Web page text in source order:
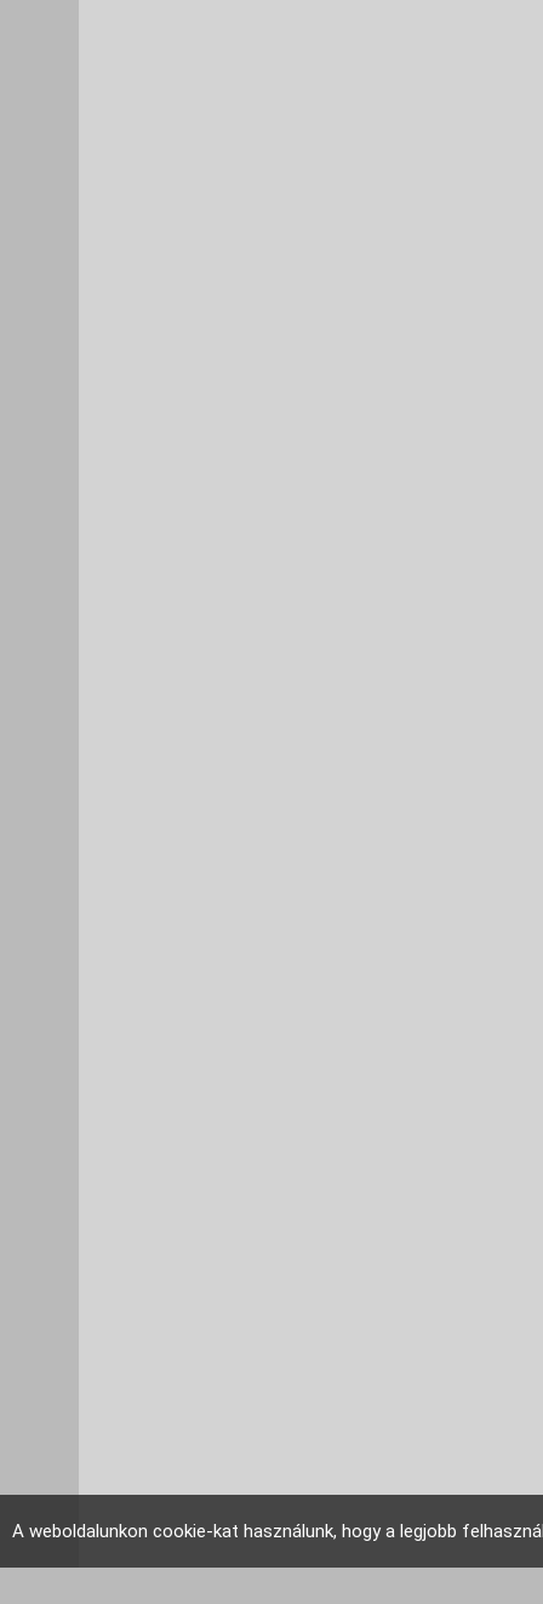
A weboldalunkon cookie-kat használunk, hogy a legjobb